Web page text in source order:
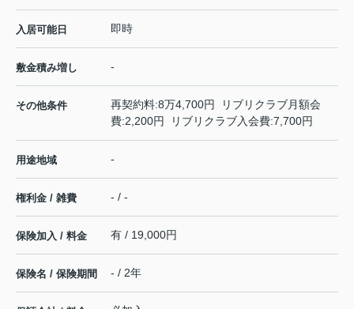
入居可能日 即時
敷金積み増し -
その他条件
再契約料:8万4,700円 リブリクラブ月額会
費:2,200円 リブリクラブ入会費:7,700円
用途地域 -
権利金 / 雑費 - / -
保険加入 / 料金 有 / 19,000円
保険名 / 保険期間 - / 2年